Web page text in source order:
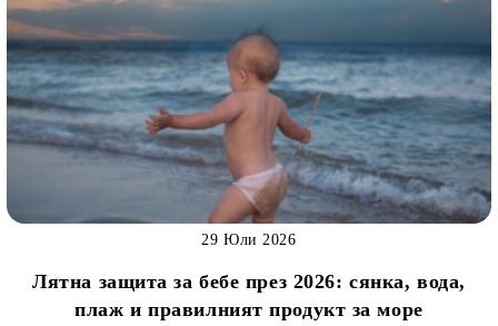
Лятна защита за бебе през 2026: сянка, вода,
плаж и правилният продукт за море
29 Юли 2026